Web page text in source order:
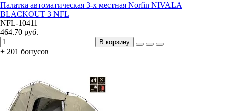
Палатка автоматическая 3-х местная Norfin NIVALA
BLACKOUT 3 NFL
NFL-10411
464.70 руб.
В корзину
+ 201 бонусов